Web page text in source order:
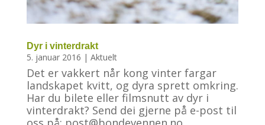
Dyr i vinterdrakt
5. januar 2016 | Aktuelt
Det er vakkert når kong vinter fargar
landskapet kvitt, og dyra sprett omkring.
Har du bilete eller filmsnutt av dyr i
vinterdrakt? Send dei gjerne på e-post til